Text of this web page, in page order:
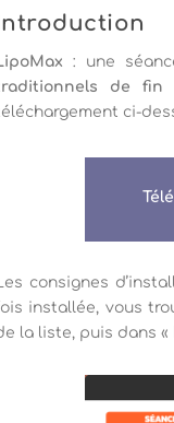
: une
de fin
ci-
consignes
installée, vous
la liste, puis dans «